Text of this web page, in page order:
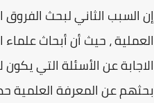
إن السبب الثاني لبحث
العملية ، حيث أن أبحاث
الاجابة عن الأسئلة التي يكون
بحثهم عن المعرفة العلمية